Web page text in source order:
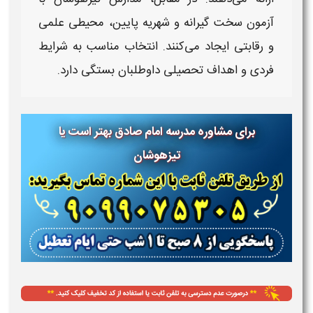
آزمون سخت‌ گیرانه و شهریه پایین، محیطی علمی
و رقابتی ایجاد می‌کنند. انتخاب مناسب به شرایط
فردی و اهداف تحصیلی داوطلبان بستگی دارد.
برای مشاوره مدرسه امام صادق بهتر است یا
تیزهوشان